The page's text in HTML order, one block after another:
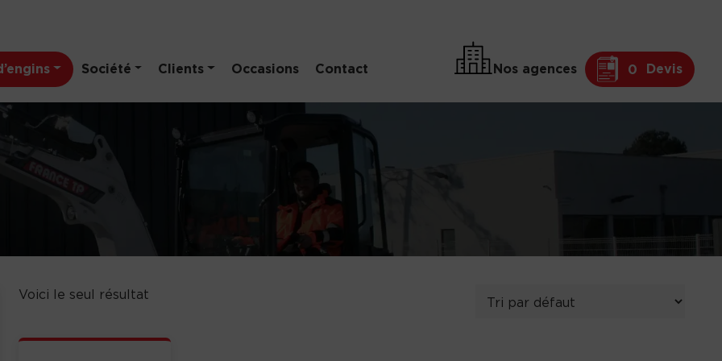
Société Clients Occasions Contact Nos agences 0 Devis
Voici le seul résultat